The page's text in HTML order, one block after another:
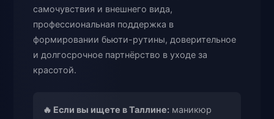
самочувствия и внешнего вида,
профессиональная поддержка в
формировании бьюти-рутины, доверительное
и долгосрочное партнёрство в уходе за
красотой.
🔥 Если вы ищете в Таллине: маникюр